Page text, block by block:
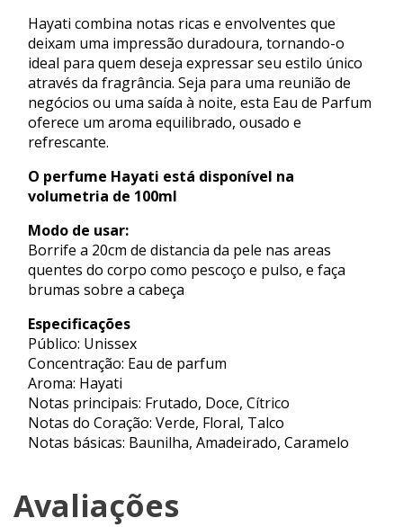
Hayati combina notas ricas e envolventes que
deixam uma impressão duradoura, tornando-o
ideal para quem deseja expressar seu estilo único
através da fragrância. Seja para uma reunião de
negócios ou uma saída à noite, esta Eau de Parfum
oferece um aroma equilibrado, ousado e
refrescante.
O perfume Hayati está disponível na
volumetria de 100ml
Modo de usar:
Borrife a 20cm de distancia da pele nas areas
quentes do corpo como pescoço e pulso, e faça
brumas sobre a cabeça
Especificações
Público: Unissex
Concentração: Eau de parfum
Aroma: Hayati
Notas principais: Frutado, Doce, Cítrico
Notas do Coração: Verde, Floral, Talco
Notas básicas: Baunilha, Amadeirado, Caramelo
Avaliações